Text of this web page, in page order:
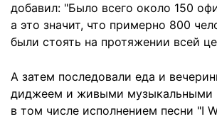
добавил: "Было всего около 150
а это значит, что примерно 800
были стоять на протяжении всей
А затем последовали еда и
диджеем и живыми музыкальными
в том числе исполнением песни "I